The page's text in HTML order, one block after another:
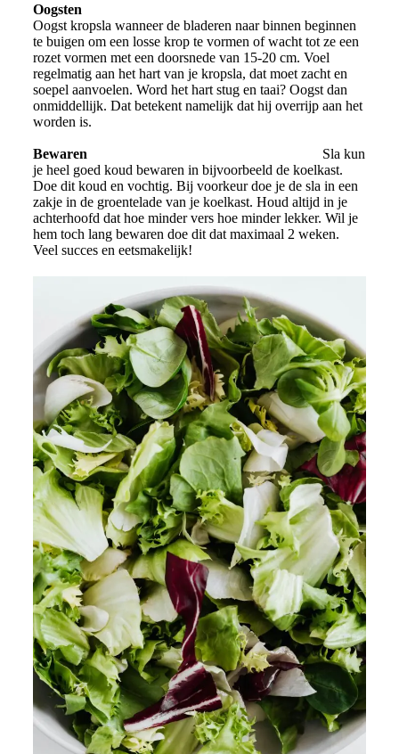
Oogsten
Oogst kropsla wanneer de bladeren naar binnen beginnen
te buigen om een losse krop te vormen of wacht tot ze een
rozet vormen met een doorsnede van 15-20 cm. Voel
regelmatig aan het hart van je kropsla, dat moet zacht en
soepel aanvoelen. Word het hart stug en taai? Oogst dan
onmiddellijk. Dat betekent namelijk dat hij overrijp aan het
worden is.
Bewaren Sla kun
je heel goed koud bewaren in bijvoorbeeld de koelkast.
Doe dit koud en vochtig. Bij voorkeur doe je de sla in een
zakje in de groentelade van je koelkast. Houd altijd in je
achterhoofd dat hoe minder vers hoe minder lekker. Wil je
hem toch lang bewaren doe dit dat maximaal 2 weken.
Veel succes en eetsmakelijk!